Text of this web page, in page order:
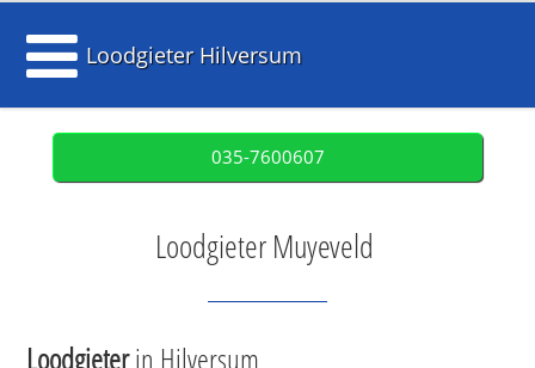
Loodgieter Hilversum
035-7600607
Loodgieter Muyeveld
Loodgieterin Hilversum